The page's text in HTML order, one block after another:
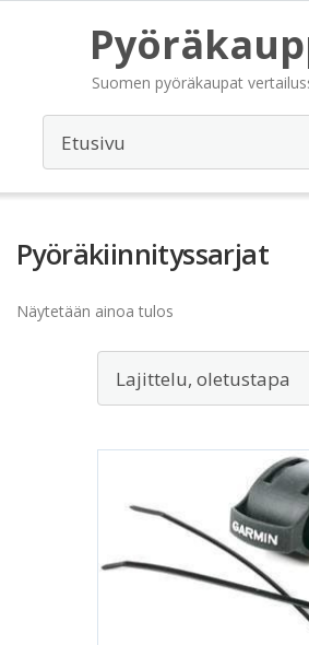
Suomen pyöräkaupat
Pyöräkiinnityssarjat
Näytetään ainoa tulos